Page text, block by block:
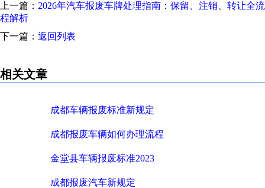
上一篇： 2026年汽车报废车牌处理指南：保留、注销、转让全流
程解析
下一篇： 返回列表
相关文章
成都车辆报废标准新规定
成都报废车辆如何办理流程
金堂县车辆报废标准2023
成都报废汽车新规定